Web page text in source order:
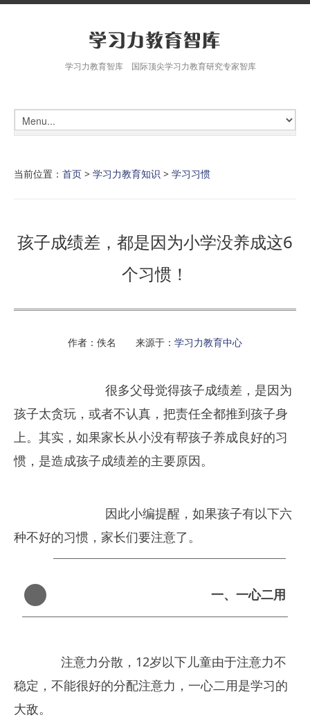
学习力教育智库 国际顶尖学习力教育研究专家智库
当前位置： 首页 > 学习力教育知识 > 学习习惯
孩子成绩差，都是因为小学没养成这6
个习惯！
作者：佚名 来源于： 学习力教育中心
很多父母觉得孩子成绩差，是因为
孩子太贪玩，或者不认真，把责任全都推到孩子身
上。其实，如果家长从小没有帮孩子养成良好的习
惯，是造成孩子成绩差的主要原因。
因此小编提醒，如果孩子有以下六
种不好的习惯，家长们要注意了。
一、一心二用
注意力分散，12岁以下儿童由于注意力不
稳定，不能很好的分配注意力，一心二用是学习的
大敌。